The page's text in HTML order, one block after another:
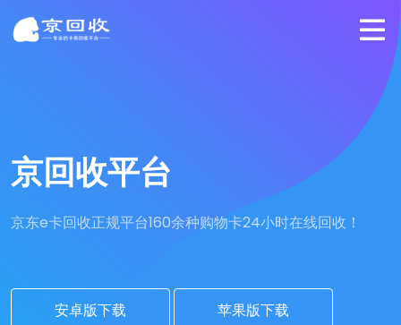
京回收平台
京东e卡回收正规平台160余种购物卡24小时在线回收！
安卓版下载 苹果版下载